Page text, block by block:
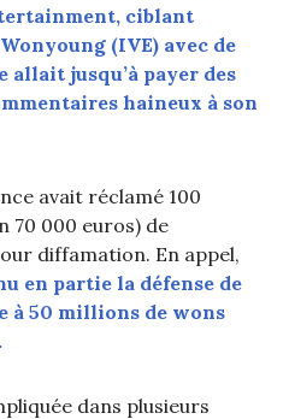
ciblant
(IVE) avec de
allait jusqu’à payer des
haineux à son
avait réclamé 100
70 000 euros) de
diffamation. En appel,
en partie la défense de
à 50 millions de wons
dans plusieurs